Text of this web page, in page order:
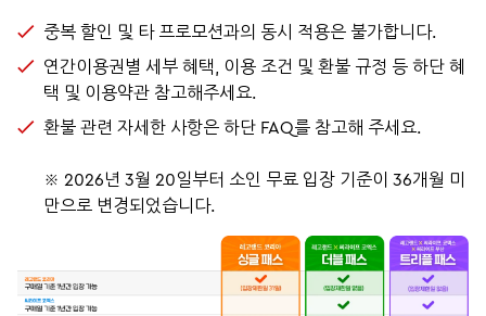
중복 할인 및 타 프로모션과의 동시 적용은 불가합니다.
연간이용권별 세부 혜택, 이용 조건 및 환불 규정 등 하단 혜
택 및 이용약관 참고해주세요.
환불 관련 자세한 사항은 하단 FAQ를 참고해 주세요.
※ 2026년 3월 20일부터 소인 무료 입장 기준이 36개월 미
만으로 변경되었습니다.